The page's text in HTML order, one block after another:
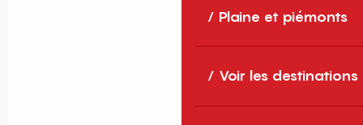
Plaine et piémonts
Voir les destinations